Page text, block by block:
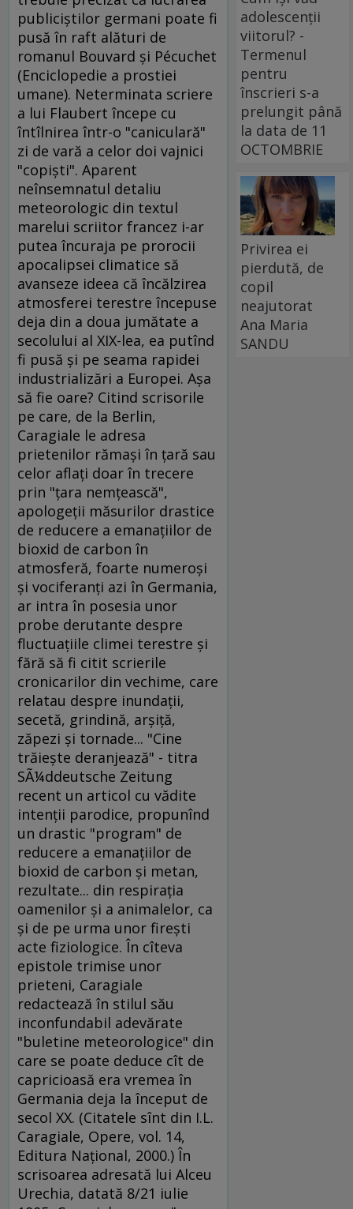
publiciştilor germani poate fi
pusă în raft alături de
romanul Bouvard şi Pécuchet
(Enciclopedie a prostiei
umane). Neterminata scriere
a lui Flaubert începe cu
întîlnirea într-o "caniculară"
zi de vară a celor doi vajnici
"copişti". Aparent
neînsemnatul detaliu
meteorologic din textul
marelui scriitor francez i-ar
putea încuraja pe prorocii
apocalipsei climatice să
avanseze ideea că încălzirea
atmosferei terestre începuse
deja din a doua jumătate a
secolului al XIX-lea, ea putînd
fi pusă şi pe seama rapidei
industrializări a Europei. Aşa
să fie oare? Citind scrisorile
pe care, de la Berlin,
Caragiale le adresa
prietenilor rămaşi în ţară sau
celor aflaţi doar în trecere
prin "ţara nemţească",
apologeţii măsurilor drastice
de reducere a emanaţiilor de
bioxid de carbon în
atmosferă, foarte numeroşi
şi vociferanţi azi în Germania,
ar intra în posesia unor
probe derutante despre
fluctuaţiile climei terestre şi
fără să fi citit scrierile
cronicarilor din vechime, care
relatau despre inundaţii,
secetă, grindină, arşiţă,
zăpezi şi tornade... "Cine
trăieşte deranjează" - titra
SÃ¼ddeutsche Zeitung
recent un articol cu vădite
intenţii parodice, propunînd
un drastic "program" de
reducere a emanaţiilor de
bioxid de carbon şi metan,
rezultate... din respiraţia
oamenilor şi a animalelor, ca
şi de pe urma unor fireşti
acte fiziologice. În cîteva
epistole trimise unor
prieteni, Caragiale
redactează în stilul său
inconfundabil adevărate
"buletine meteorologice" din
care se poate deduce cît de
capricioasă era vremea în
Germania deja la început de
secol XX. (Citatele sînt din I.L.
Caragiale, Opere, vol. 14,
Editura Naţional, 2000.) În
scrisoarea adresată lui Alceu
Urechia, datată 8/21 iulie
adolescenții
viitorul? -
Termenul
pentru
înscrieri s-a
prelungit până
la data de 11
OCTOMBRIE
Privirea ei
pierdută, de
copil
neajutorat
Ana Maria
SANDU